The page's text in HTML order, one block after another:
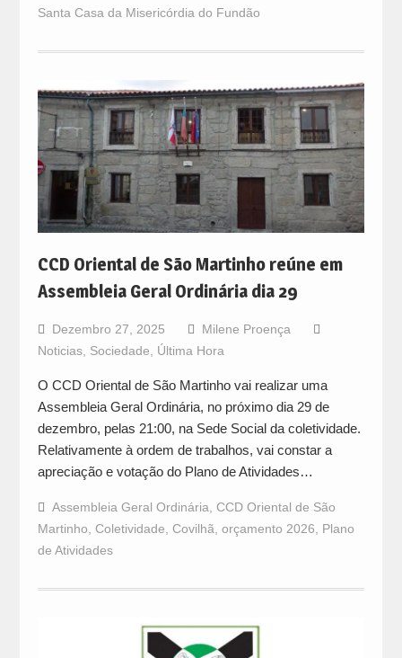
Santa Casa da Misericórdia do Fundão
CCD Oriental de São Martinho reúne em
Assembleia Geral Ordinária dia 29
Dezembro 27, 2025
Milene Proença
Noticias, Sociedade, Última Hora
O CCD Oriental de São Martinho vai realizar uma
Assembleia Geral Ordinária, no próximo dia 29 de
dezembro, pelas 21:00, na Sede Social da coletividade.
Relativamente à ordem de trabalhos, vai constar a
apreciação e votação do Plano de Atividades…
Assembleia Geral Ordinária, CCD Oriental de São
Martinho, Coletividade, Covilhã, orçamento 2026, Plano
de Atividades